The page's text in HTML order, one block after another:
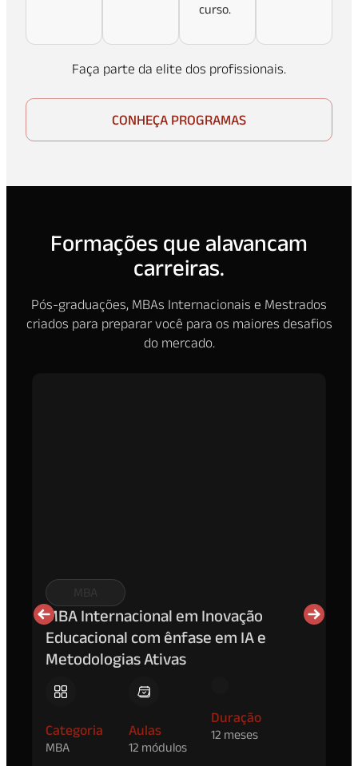
curso.
Faça parte da elite dos profissionais.
CONHEÇA PROGRAMAS
Formações que alavancam
carreiras.
Pós-graduações, MBAs Internacionais e Mestrados
criados para preparar você para os maiores desafios
do mercado.
MBA
MBA Internacional em Inovação
Educacional com ênfase em IA e
Metodologias Ativas
Categoria
MBA
Aulas
12 módulos
Duração
12 meses